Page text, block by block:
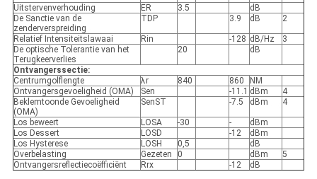
Uitstervenverhouding
ER 3.5
dB
De Sanctie van de
zenderverspreiding
TDP 3.9 dB 2
Relatief Intensiteitslawaai Rin -128 dB/Hz
3
De optische Tolerantie van het
Terugkeerverlies
20 dB
Ontvangerssectie:
Centrumgolflengte
λr 840 860
NM
Ontvangersgevoeligheid (OMA)
Sen -11.1 dBm
4
Beklemtoonde Gevoeligheid
(OMA)
SenST -7.5 dBm 4
Los beweert LOSA -30 -
dBm
Los Dessert
LOSD -12
dBm
Los Hysterese
LOSH 0,5
dB
Overbelasting
Gezeten 0 dBm
5
Ontvangersreflectiecoëfficiënt
Rrx -12 dB